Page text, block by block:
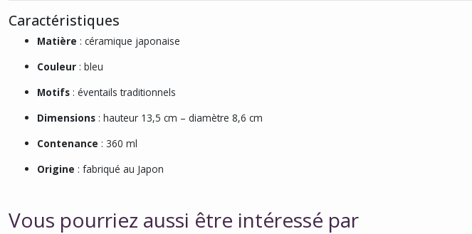
Caractéristiques
Matière : céramique japonaise
Couleur : bleu
Motifs : éventails traditionnels
Dimensions : hauteur 13,5 cm – diamètre 8,6 cm
Contenance : 360 ml
Origine : fabriqué au Japon
Vous pourriez aussi être intéressé par